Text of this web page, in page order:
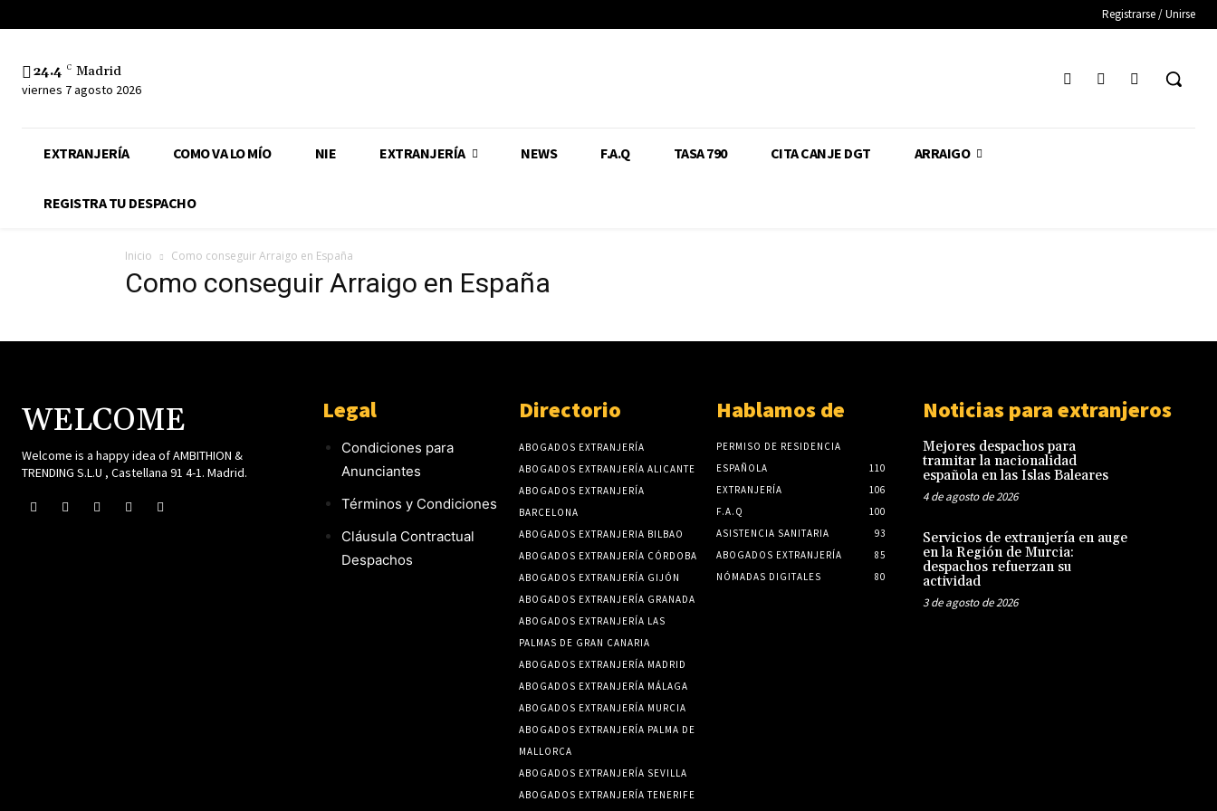
Registrarse / Unirse
24.4 C Madrid
viernes 7 agosto 2026
EXTRANJERÍA COMO VA LO MÍO NIE EXTRANJERÍA NEWS F.A.Q TASA 790 CITA CANJE DGT ARRAIGO
REGISTRA TU DESPACHO
Inicio Como conseguir Arraigo en España
Como conseguir Arraigo en España
WELCOME
Welcome is a happy idea of AMBITHION &
TRENDING S.L.U , Castellana 91 4-1. Madrid.
Legal
Condiciones para
Anunciantes
Términos y Condiciones
Cláusula Contractual
Despachos
Directorio
ABOGADOS EXTRANJERÍA
ABOGADOS EXTRANJERÍA ALICANTE
ABOGADOS EXTRANJERÍA
BARCELONA
ABOGADOS EXTRANJERIA BILBAO
ABOGADOS EXTRANJERÍA CÓRDOBA
ABOGADOS EXTRANJERÍA GIJÓN
ABOGADOS EXTRANJERÍA GRANADA
ABOGADOS EXTRANJERÍA LAS
PALMAS DE GRAN CANARIA
ABOGADOS EXTRANJERÍA MADRID
ABOGADOS EXTRANJERÍA MÁLAGA
ABOGADOS EXTRANJERÍA MURCIA
ABOGADOS EXTRANJERÍA PALMA DE
MALLORCA
ABOGADOS EXTRANJERÍA SEVILLA
ABOGADOS EXTRANJERÍA TENERIFE
Hablamos de
PERMISO DE RESIDENCIA
ESPAÑOLA
110
EXTRANJERÍA
106
F.A.Q
100
ASISTENCIA SANITARIA
93
ABOGADOS EXTRANJERÍA
85
NÓMADAS DIGITALES
80
Noticias para extranjeros
Mejores despachos para
tramitar la nacionalidad
española en las Islas Baleares
4 de agosto de 2026
Servicios de extranjería en auge
en la Región de Murcia:
despachos refuerzan su
actividad
3 de agosto de 2026